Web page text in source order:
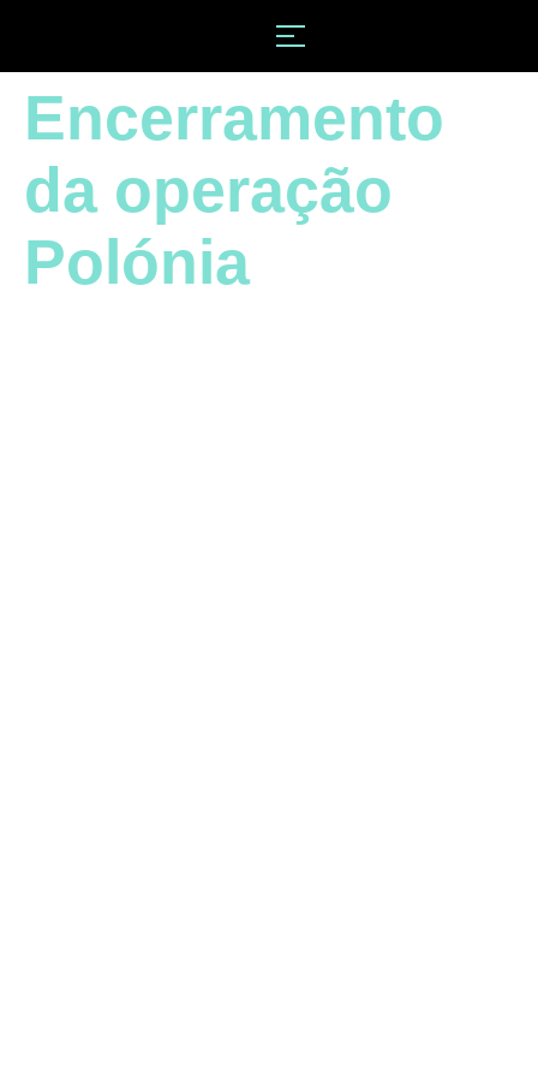
Encerramento
da operação
Polónia